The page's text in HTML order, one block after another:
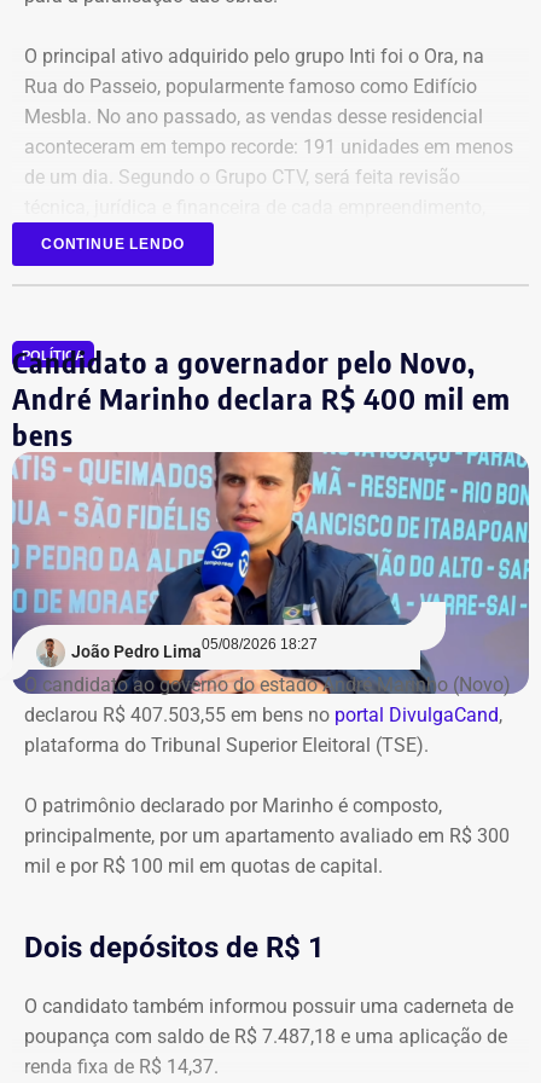
O principal ativo adquirido pelo grupo Inti foi o Ora, na
Rua do Passeio, popularmente famoso como Edifício
Mesbla. No ano passado, as vendas desse residencial
aconteceram em tempo recorde: 191 unidades em menos
de um dia. Segundo o Grupo CTV, será feita revisão
antes da retomada dos canteiros. Cronogramas de
entrega terão novas datas. Também haverá a definição
a Artesanal investimentos.
CONTINUE LENDO
POLÍTICA
Candidato a governador pelo Novo,
André Marinho declara R$ 400 mil em
bens
João Pedro Lima05/08/2026 18:27
O candidato ao governo do estado André Marinho (Novo)
declarou R$ 407.503,55 em bens no portal DivulgaCand,
plataforma do Tribunal Superior Eleitoral (TSE).
O patrimônio declarado por Marinho é composto,
principalmente, por um apartamento avaliado em R$ 300
mil e por R$ 100 mil em quotas de capital.
Dois depósitos de R$ 1
O candidato também informou possuir uma caderneta de
poupança com saldo de R$ 7.487,18 e uma aplicação de
renda fixa de R$ 14,37.